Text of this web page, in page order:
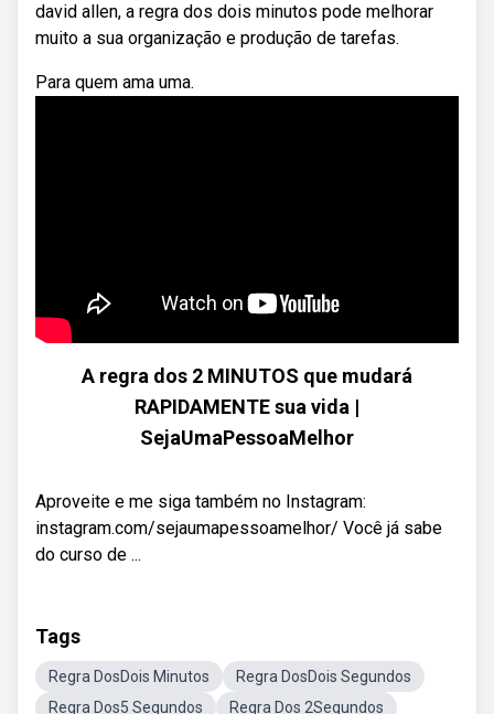
david allen, a regra dos dois minutos pode melhorar
muito a sua organização e produção de tarefas.
Para quem ama uma.
A regra dos 2 MINUTOS que mudará
RAPIDAMENTE sua vida |
SejaUmaPessoaMelhor
Aproveite e me siga também no Instagram:
instagram.com/sejaumapessoamelhor/ Você já sabe
do curso de ...
Tags
Regra DosDois Minutos
Regra DosDois Segundos
Regra Dos5 Segundos
Regra Dos 2Segundos